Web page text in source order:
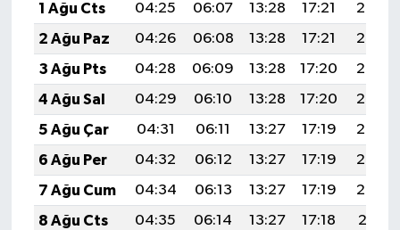
1 Ağu Cts
04:25 06:07 13:28 17:21
20:39
2 Ağu Paz
04:26 06:08 13:28 17:21
20:38
3 Ağu Pts
04:28 06:09 13:28 17:20
20:36
4 Ağu Sal
04:29 06:10 13:28 17:20
20:35
5 Ağu Çar
04:31 06:11 13:27 17:19
20:34
6 Ağu Per
04:32 06:12 13:27 17:19
20:33
7 Ağu Cum
04:34 06:13 13:27 17:19
20:32
8 Ağu Cts
04:35 06:14 13:27 17:18
20:31